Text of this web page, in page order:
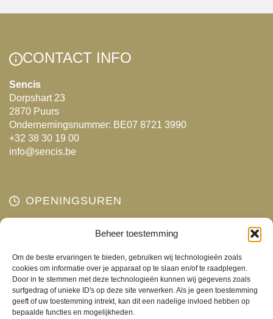
Beheer toestemming
Om de beste ervaringen te bieden, gebruiken wij technologieën zoals
cookies om informatie over je apparaat op te slaan en/of te raadplegen.
Door in te stemmen met deze technologieën kunnen wij gegevens zoals
surfgedrag of unieke ID's op deze site verwerken. Als je geen toestemming
geeft of uw toestemming intrekt, kan dit een nadelige invloed hebben op
bepaalde functies en mogelijkheden.
CONTACT INFO
Sencis
Dorpshart 23
2870 Puurs
Ondernemingsnummer: BE07 8721 3990
+32 38 30 19 00
info@sencis.be
OPENINGSUREN
Gesloten
Woensdag
10:00 - 18:00
Donderdag
10:00 - 18:00
Vrijdag
10:00 - 18:00